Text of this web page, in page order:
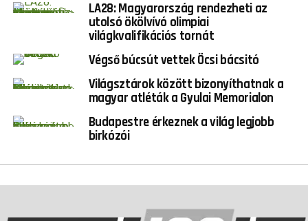
LA28: Magyarország rendezheti az
utolsó ökölvívó olimpiai
világkvalifikációs tornát
Végső búcsút vettek Öcsi bácsitó
Világsztárok között bizonyíthatnak a
magyar atléták a Gyulai Memorialon
Budapestre érkeznek a világ legjobb
birkózói